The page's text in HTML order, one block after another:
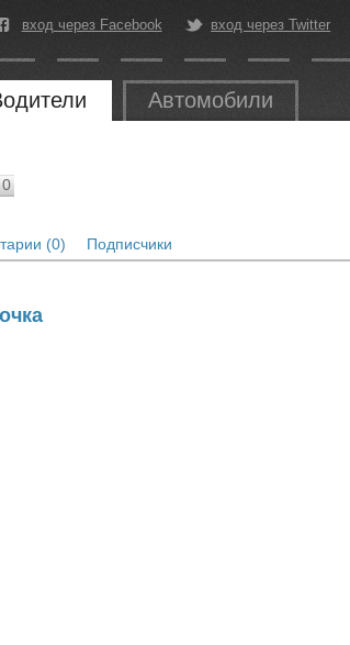
вход через Facebook вход через Twitter
Автомобили
0
(0) Подписчики